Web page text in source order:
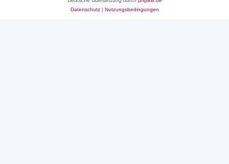
Datenschutz| Nutzungsbedingungen